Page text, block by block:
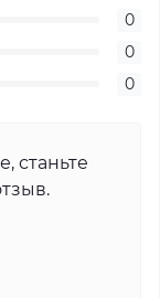
0
0
0
станьте